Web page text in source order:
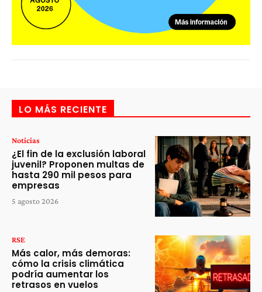
LO MÁS RECIENTE
Noticias
¿El fin de la exclusión laboral
juvenil? Proponen multas de
hasta 290 mil pesos para
empresas
5 agosto 2026
RSE
Más calor, más demoras:
cómo la crisis climática
podría aumentar los
retrasos en vuelos